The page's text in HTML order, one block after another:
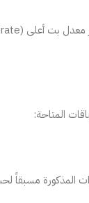
المتاحة:
المذكورة مسبقاً